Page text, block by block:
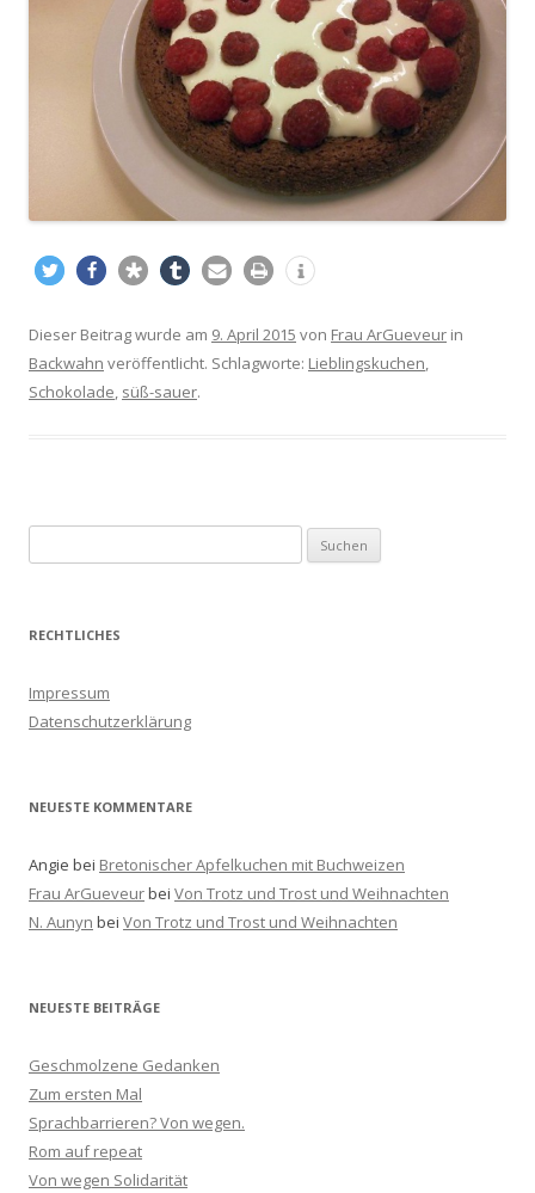
Dieser Beitrag wurde am 9. April 2015 von Frau ArGueveur in
Backwahn veröffentlicht. Schlagworte: Lieblingskuchen,
Schokolade, süß-sauer.
u
h
n
a
:
RECHTLICHES
Impressum
Datenschutzerklärung
NEUESTE KOMMENTARE
Angie bei Bretonischer Apfelkuchen mit Buchweizen
Frau ArGueveurbei Von Trotz und Trost und Weihnachten
N. Aunyn bei Von Trotz und Trost und Weihnachten
NEUESTE BEITRÄGE
Geschmolzene Gedanken
Zum ersten Mal
Sprachbarrieren? Von wegen.
Rom auf repeat
Von wegen Solidarität